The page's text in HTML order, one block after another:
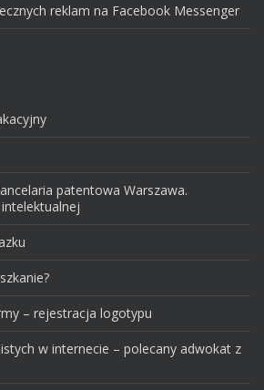
reklam na Facebook Messenger
patentowa Warszawa.
– rejestracja logotypu
w internecie – polecany adwokat z